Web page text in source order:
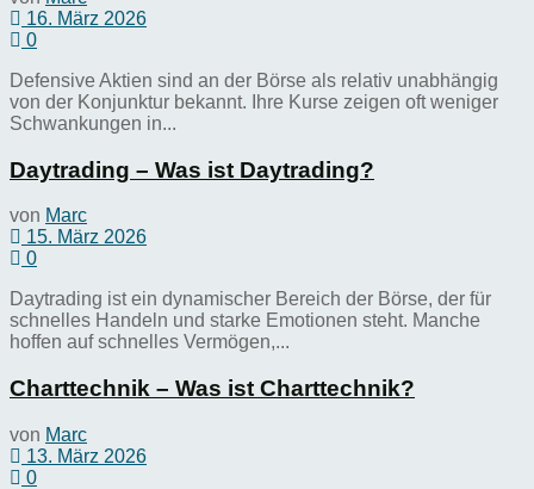
16. März 2026
0
Defensive Aktien sind an der Börse als relativ unabhängig
von der Konjunktur bekannt. Ihre Kurse zeigen oft weniger
Schwankungen in...
Daytrading – Was ist Daytrading?
von Marc
15. März 2026
0
Daytrading ist ein dynamischer Bereich der Börse, der für
schnelles Handeln und starke Emotionen steht. Manche
hoffen auf schnelles Vermögen,...
Charttechnik – Was ist Charttechnik?
von Marc
13. März 2026
0